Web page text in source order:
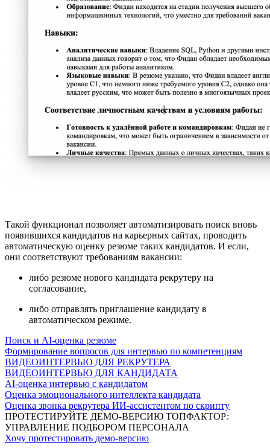
Такой функционал позволяет автоматизировать поиск вновь
появившихся кандидатов на карьерных сайтах, проводить
автоматическую оценку резюме таких кандидатов. И если,
они соответствуют требованиям вакансии:
либо резюме нового кандидата рекрутеру на
согласование,
либо отправлять приглашение кандидату в
автоматическом режиме.
Поиск и AI-оценка резюме
Формирование вопросов для интервью по компетенциям
ВИДЕОИНТЕРВЬЮ ДЛЯ РЕКРУТЕРА
ВИДЕОИНТЕРВЬЮ ДЛЯ КАНДИДАТА
AI-оценка интервью с кандидатом
Оценка эмоционального интеллекта кандидата
Оценка звонка рекрутера ИИ-ассистентом по скрипту
ПРОТЕСТИРУЙТЕ ДЕМО-ВЕРСИЮ ТОПФАКТОР:
УПРАВЛЕНИЕ ПОДБОРОМ ПЕРСОНАЛА
Хочу протестировать демо-версию